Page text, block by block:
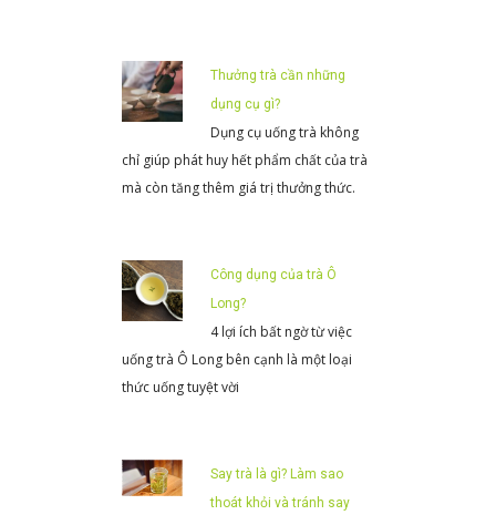
Thưởng trà cần những
dụng cụ gì?
Dụng cụ uống trà không
chỉ giúp phát huy hết phẩm chất của trà
mà còn tăng thêm giá trị thưởng thức.
Công dụng của trà Ô
Long?
4 lợi ích bất ngờ từ việc
uống trà Ô Long bên cạnh là một loại
thức uống tuyệt vời
Say trà là gì? Làm sao
thoát khỏi và tránh say